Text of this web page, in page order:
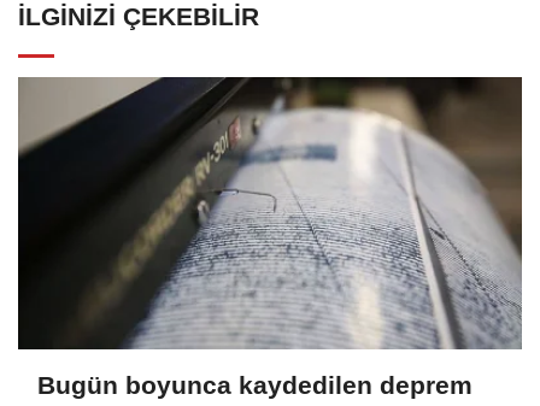
İLGINIZI ÇEKEBILIR
Bugün boyunca kaydedilen deprem